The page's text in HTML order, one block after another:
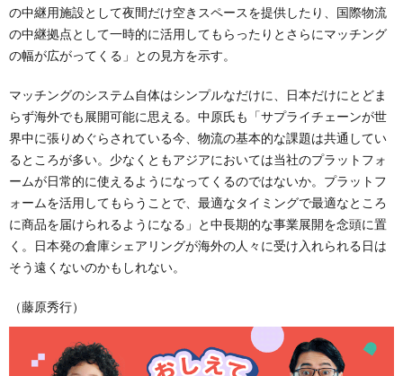
の中継用施設として夜間だけ空きスペースを提供したり、国際物流
の中継拠点として一時的に活用してもらったりとさらにマッチング
の幅が広がってくる」との見方を示す。
マッチングのシステム自体はシンプルなだけに、日本だけにとどま
らず海外でも展開可能に思える。中原氏も「サプライチェーンが世
界中に張りめぐらされている今、物流の基本的な課題は共通してい
るところが多い。少なくともアジアにおいては当社のプラットフォ
ームが日常的に使えるようになってくるのではないか。プラットフ
ォームを活用してもらうことで、最適なタイミングで最適なところ
に商品を届けられるようになる」と中長期的な事業展開を念頭に置
く。日本発の倉庫シェアリングが海外の人々に受け入れられる日は
そう遠くないのかもしれない。
（藤原秀行）